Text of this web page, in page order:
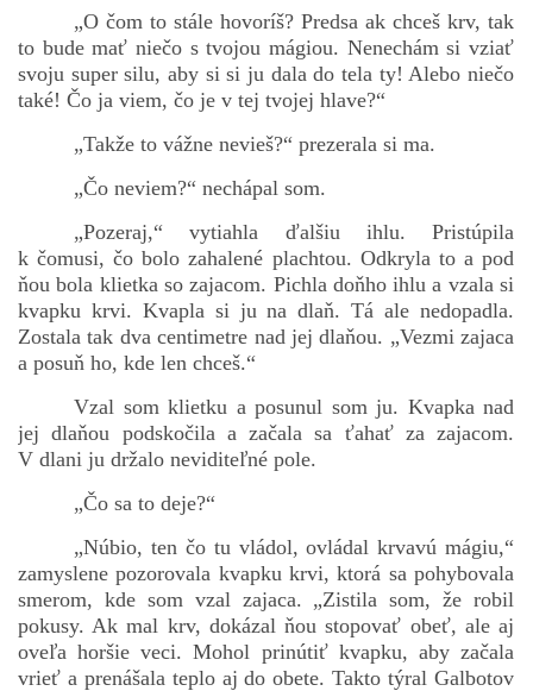
„O čom to stále hovoríš? Predsa ak chceš krv, tak
to bude mať niečo s tvojou mágiou. Nenechám si vziať
svoju super silu, aby si si ju dala do tela ty! Alebo niečo
také! Čo ja viem, čo je v tej tvojej hlave?“
„Takže to vážne nevieš?“ prezerala si ma.
„Čo neviem?“ nechápal som.
„Pozeraj,“ vytiahla ďalšiu ihlu. Pristúpila
k čomusi, čo bolo zahalené plachtou. Odkryla to a pod
ňou bola klietka so zajacom. Pichla doňho ihlu a vzala si
kvapku krvi. Kvapla si ju na dlaň. Tá ale nedopadla.
Zostala tak dva centimetre nad jej dlaňou. „Vezmi zajaca
a posuň ho, kde len chceš.“
Vzal som klietku a posunul som ju. Kvapka nad
jej dlaňou podskočila a začala sa ťahať za zajacom.
V dlani ju držalo neviditeľné pole.
„Čo sa to deje?“
„Núbio, ten čo tu vládol, ovládal krvavú mágiu,“
zamyslene pozorovala kvapku krvi, ktorá sa pohybovala
smerom, kde som vzal zajaca. „Zistila som, že robil
pokusy. Ak mal krv, dokázal ňou stopovať obeť, ale aj
oveľa horšie veci. Mohol prinútiť kvapku, aby začala
vrieť a prenášala teplo aj do obete. Takto týral Galbotov